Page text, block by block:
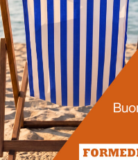
Promozione
della salute
lavoratori rappresenta il
Favoriamo uno stile di vita
e sosteniamo attivamente la
malattie professionali. Ci
di potenziare la vostra